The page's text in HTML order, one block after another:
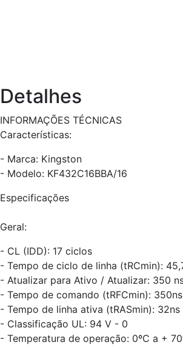
Detalhes
INFORMAÇÕES TÉCNICAS
Características:
- Marca: Kingston
- Modelo: KF432C16BBA/16
Especificações
Geral:
- CL (IDD): 17 ciclos
- Tempo de ciclo de linha (tRCmin):
- Atualizar para Ativo / Atualizar: 350
- Tempo de comando (tRFCmin):
- Tempo de linha ativa (tRASmin): 32ns
- Classificação UL: 94 V - 0
- Temperatura de operação: 0ºC a +